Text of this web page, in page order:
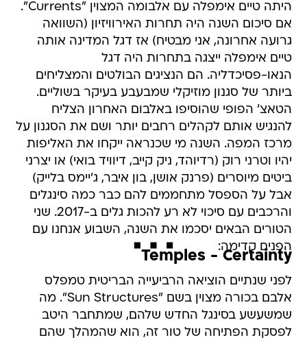
היתה טיים אימפלה עם אלבומה המצוין "Currents".
אם סיכום השנה היה תחרות האירוויזיון (השוואה
גרועה אחרונה, אני מבטיח) אז דגל המדינה אותה
טיים אימפלה ייצגה בתחרות היה דגל
הנאו-פסיכדליה. הם הנציגים הבולטים והמצליחים
ביותר של סגנון מוזיקלי שמבעבע בעיקר בשוליים.
הטאצ' הפופי שהוסיפו באלבום האחרון הצליח
להנגיש אותם לקהלים רחבים יותר ושם את הסגנון על
מרכז המפה. השנה מי שכנראה ייקחו את האליפות
יהיו וטרני רוק (רדיוהד, ניק קייב, דיוויד בואי) או יצרני
ביטים מיוסרים (פרנק אושן, בון איבר, ג'יימס בלייק)
אבל על הספסל מתחממים להם כבר כמה סינגלים
והרכבים עם סיכוי לא רע להכות גלים ב-2017. שני
הטורים הבאים יסכמו את השנה, השבוע אנחנו עם
הפנים קדימה:
Temples - Certainty
לפני שנתיים הוציאה הרביעייה הבריטית טמפלס
אלבם בכורה מצוין בשם "Sun Structures". מה
שמשעשע בסינגל החדש שלהם, שמתחבר היטב
לפסקת הפתיחה של טור זה, הוא שהמהלך שהם